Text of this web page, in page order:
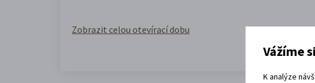
Zobrazit celou otevírací dobu
Vážíme
K analýze